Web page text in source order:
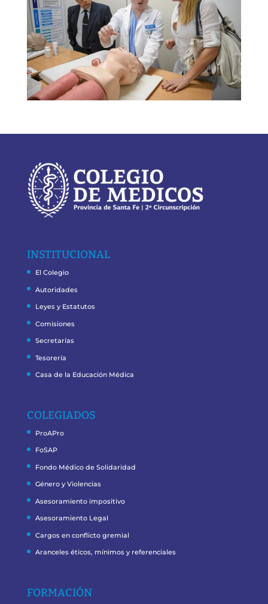
INSTITUCIONAL
El Colegio
Autoridades
Leyes y Estatutos
Comisiones
Secretarías
Tesorería
Casa de la Educación Médica
COLEGIADOS
ProAPro
FoSAP
Fondo Médico de Solidaridad
Género y Violencias
Asesoramiento impositivo
Asesoramiento Legal
Cargos en conflicto gremial
Aranceles éticos, mínimos y referenciales
FORMACIÓN